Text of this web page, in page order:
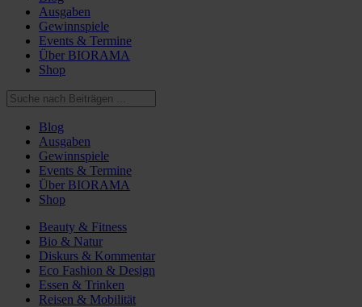
Ausgaben
Gewinnspiele
Events & Termine
Über BIORAMA
Shop
Blog
Ausgaben
Gewinnspiele
Events & Termine
Über BIORAMA
Shop
Beauty & Fitness
Bio & Natur
Diskurs & Kommentar
Eco Fashion & Design
Essen & Trinken
Reisen & Mobilität